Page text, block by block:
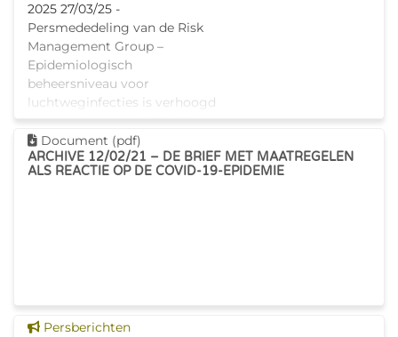
2025 27/03/25 -
Persmededeling van de Risk
Management Group –
Epidemiologisch
beheersniveau voor
luchtweginfecties is verhoogd
naar code groen 27/03/25 -
Brief : betreft
waarschuwingsniveau resp
Dit document downloaden
Document (pdf)
ARCHIVE 12/02/21 – DE BRIEF MET MAATREGELEN
ALS REACTIE OP DE COVID-19-EPIDEMIE
Dit nieuws tonen
Persberichten